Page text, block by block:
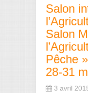
Salon
Salon
Pêche
28-31
3 avril